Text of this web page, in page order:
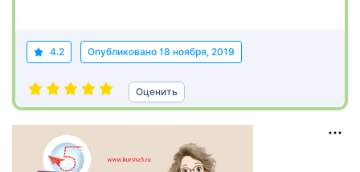
4.2 Опубликовано 18 ноября, 2019
Оценить